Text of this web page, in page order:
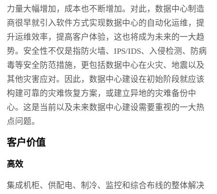
力量大幅增加，成本也不断增加。对此，数据中心制造
商很早就引入软件方式实现数据中心的自动化运维，提
升运维效率，提高客户体验，这也将成为未来的一大趋
势。安全性不仅是指防火墙、IPS/IDS、入侵检测、防病
毒等安全防范措施，更包括数据中心在火灾、地震以及
其他灾害应对。因此，数据中心建设在初始阶段就应该
构建可靠的灾难恢复方案，或建立异地的灾难备份中
心。这是当前以及未来数据中心建设需要重视的一大热
点问题。
客户价值
高效
集成机柜、供配电、制冷、监控和综合布线的整体解决